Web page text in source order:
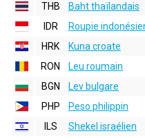
THB
Baht thaïlandais
IDR
Roupie
HRK
Kuna croate
RON
Leu roumain
BGN
Lev bulgare
PHP
Peso philippin
ILS
Shekel israélien